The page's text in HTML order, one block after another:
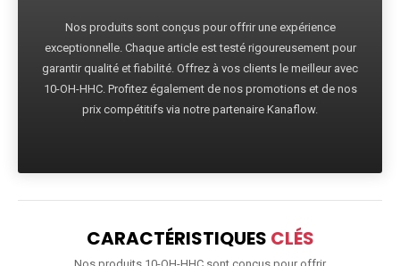
Nos produits sont conçus pour offrir une expérience
exceptionnelle. Chaque article est testé rigoureusement pour
garantir qualité et fiabilité. Offrez à vos clients le meilleur avec
10-OH-HHC. Profitez également de nos promotions et de nos
prix compétitifs via notre partenaire Kanaflow.
CARACTÉRISTIQUES CLÉS